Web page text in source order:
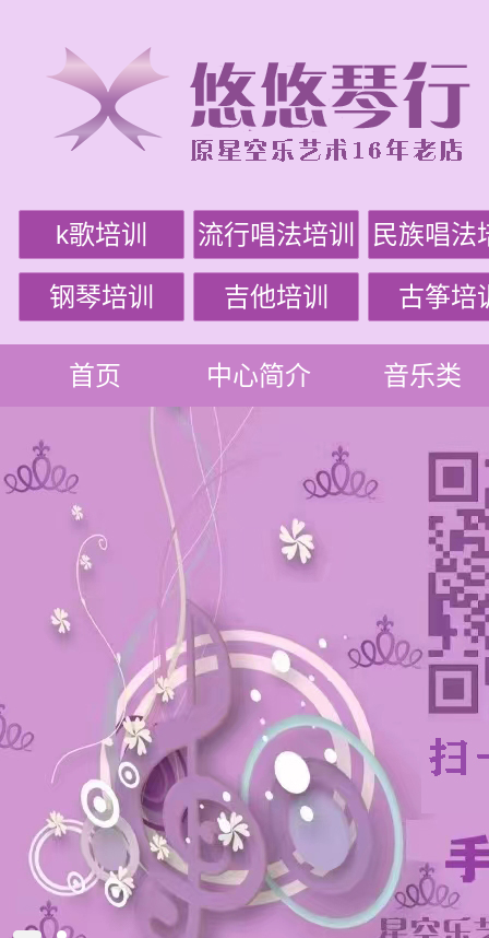
k歌培训 流行唱法培训 民族唱法
钢琴培训 吉他培训 古筝培
首页 中心简介 音乐类